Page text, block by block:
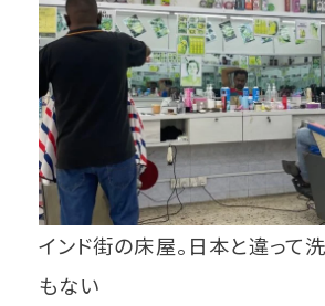
インド街の床屋。日本と違って
もない